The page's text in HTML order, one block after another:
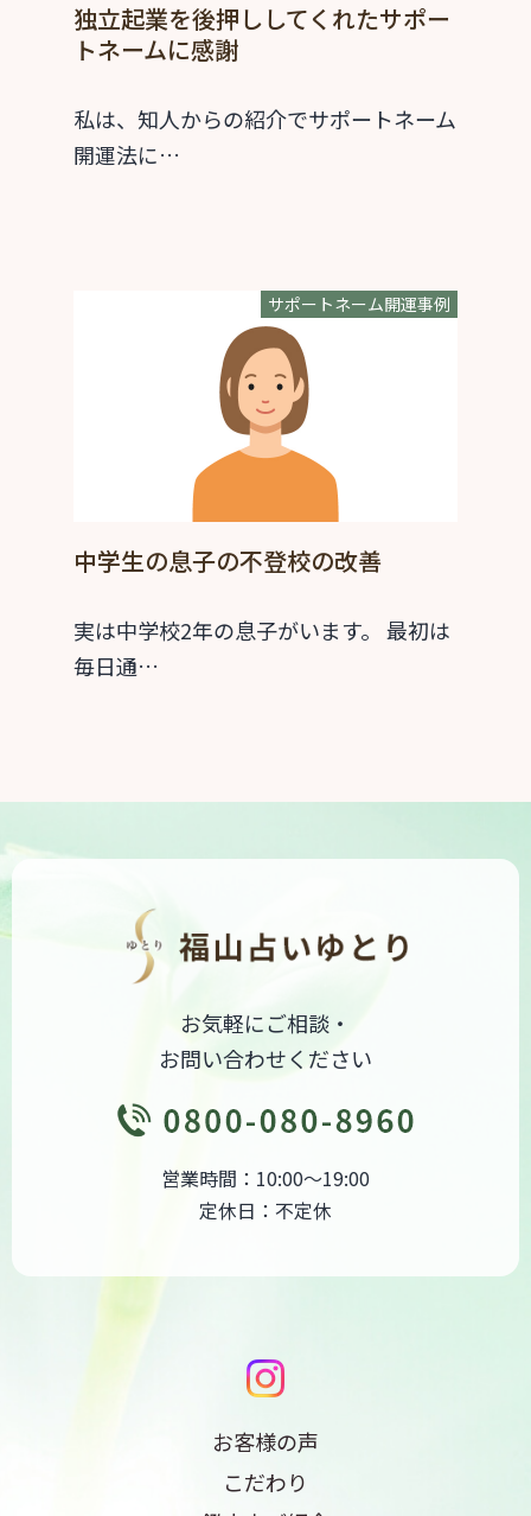
独立起業を後押ししてくれたサポー
トネームに感謝
私は、知人からの紹介でサポートネーム
開運法に…
サポートネーム開運事例
中学生の息子の不登校の改善
実は中学校2年の息子がいます。 最初は
毎日通…
お気軽にご相談・
お問い合わせください
営業時間：10:00～19:00
定休日：不定休
お客様の声
こだわり